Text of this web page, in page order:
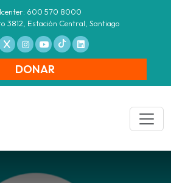
600 570 8000
3812, Estación Central, Santiago
DONAR